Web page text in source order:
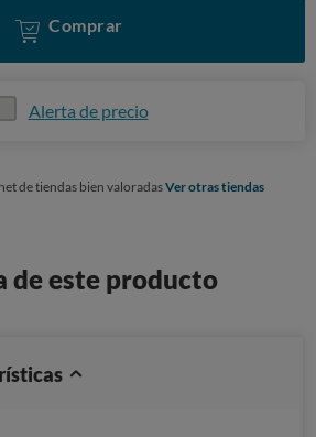
Comprar
Alerta de precio
de tiendas bien valoradasVer otras tiendas
de este producto